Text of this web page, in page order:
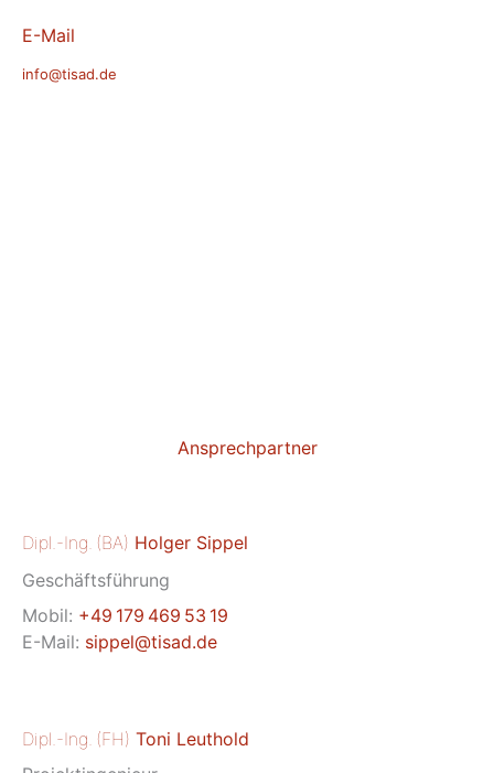
E-Mail
info@tisad.de
Ansprechpartner
Dipl.-Ing. (BA) Holger Sippel
Geschäftsführung
Mobil: +49 179 469 53 19
E-Mail: sippel@tisad.de
Dipl.-Ing. (FH) Toni Leuthold